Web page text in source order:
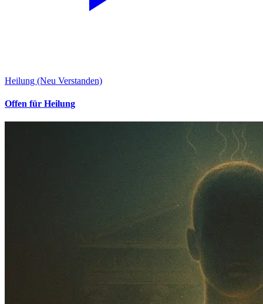
Heilung (Neu Verstanden)
Offen für Heilung